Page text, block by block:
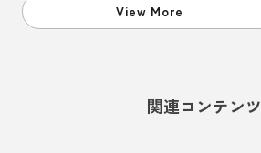
View More
関連コンテンツ